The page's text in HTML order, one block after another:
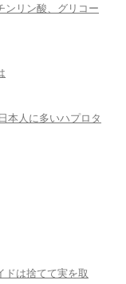
リン酸、グリコー
本人に多いハプロタ
ドは捨てて実を取